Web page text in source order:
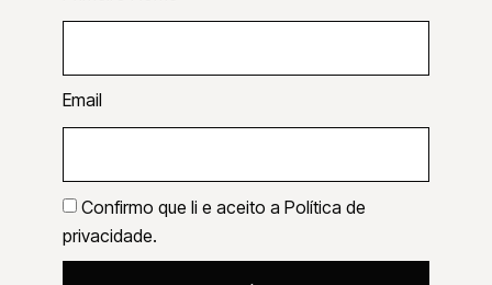
Email
Confirmo que li e aceito a Política de
privacidade.